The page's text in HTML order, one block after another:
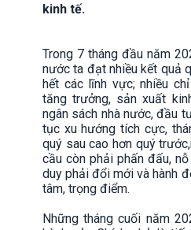
kinh tế.
Trong 7 tháng đầu năm
nước ta đạt nhiều kết quả
hết các lĩnh vực; nhiều
tăng trưởng, sản xuất
ngân sách nhà nước, đầu
tục xu hướng tích cực,
quý sau cao hơn quý
cầu còn phải phấn đấu,
duy phải đổi mới và hành
tâm, trọng điểm.
Những tháng cuối năm